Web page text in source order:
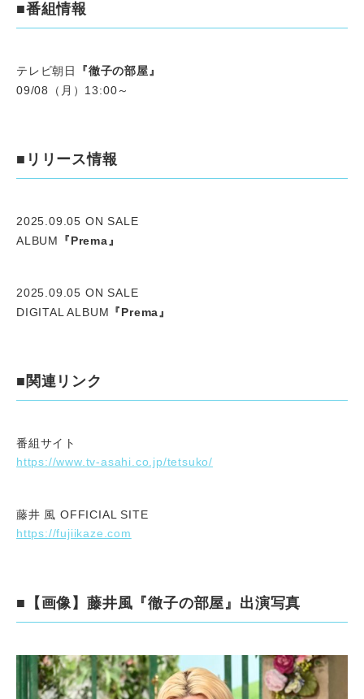
■番組情報
テレビ朝日
『徹子の部屋』
09/08（月）13:00～
■リリース情報
2025.09.05 ON SALE
ALBUM
『Prema』
2025.09.05 ON SALE
DIGITAL ALBUM 『Prema』
■関連リンク
番組サイト
https://www.tv-asahi.co.jp/tetsuko/
藤井 風 OFFICIAL SITE
https://fujiikaze.com
■【画像】藤井風『徹子の部屋』出演写真